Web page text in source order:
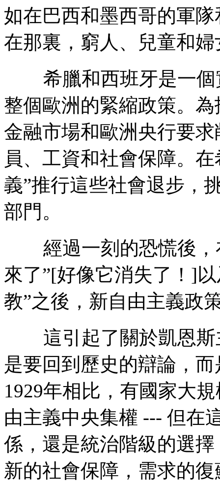
如在巴西和墨西哥的軍
在那裏，窮人、兒童和
希臘和西班牙是一
整個歐洲的緊縮政策。
金融市場和歐洲央行要
員、工資和社會保障。
義”推行這些社會退步，
部門。
經過一刻的恐慌後
來了”[好像它消失了！ ]
教”之後，新自由主義政
這引起了關於凱恩
是要回到歷史的辯論，
1929年相比，有國家大
由主義中央集權 --- 但在
係，還是統治階級的選
新的社會保障，需求的